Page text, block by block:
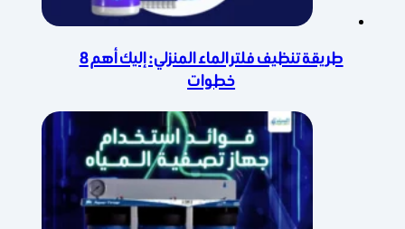
طريقة تنظيف فلتر الماء المنزلي: إليك أهم 8
خطوات